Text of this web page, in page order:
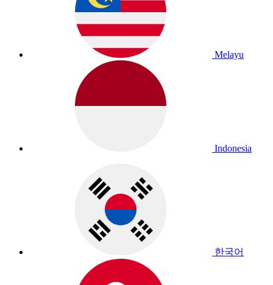
Melayu
Indonesia
한국어